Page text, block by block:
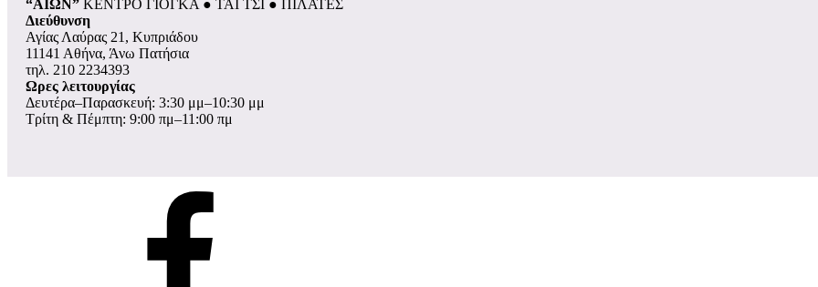
“ΑΙΩΝ” ΚΕΝΤΡΟ ΓΙΟΓΚΑ ● ΤΑΙ ΤΣΙ ● ΠΙΛΑΤΕΣ
Διεύθυνση
Αγίας Λαύρας 21, Κυπριάδου
11141 Αθήνα, Άνω Πατήσια
τηλ. 210 2234393
Ωρες λειτουργίας
Δευτέρα–Παρασκευή: 3:30 μμ–10:30 μμ
Τρίτη & Πέμπτη: 9:00 πμ–11:00 πμ